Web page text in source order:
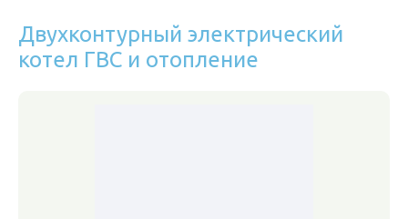
Двухконтурный электрический
котел ГВС и отопление